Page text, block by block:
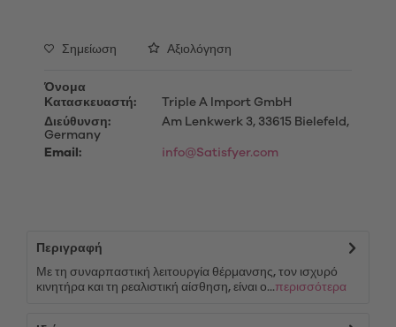
Σημείωση Αξιολόγηση
Όνομα
Κατασκευαστή:
Triple A Import GmbH
Διεύθυνση:
Am Lenkwerk 3, 33615 Bielefeld,
Germany
Email:
info@Satisfyer.com
Περιγραφή
Με τη συναρπαστική λειτουργία θέρμανσης, τον ισχυρό
κινητήρα και τη ρεαλιστική αίσθηση, είναι ο...περισσότερα